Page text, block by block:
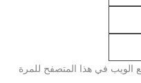
الويب في هذا المتصفح للمرة